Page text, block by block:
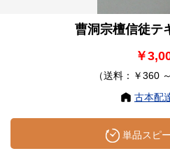
曹洞宗檀信徒
￥
（送料：￥360
古本配
単品スピ